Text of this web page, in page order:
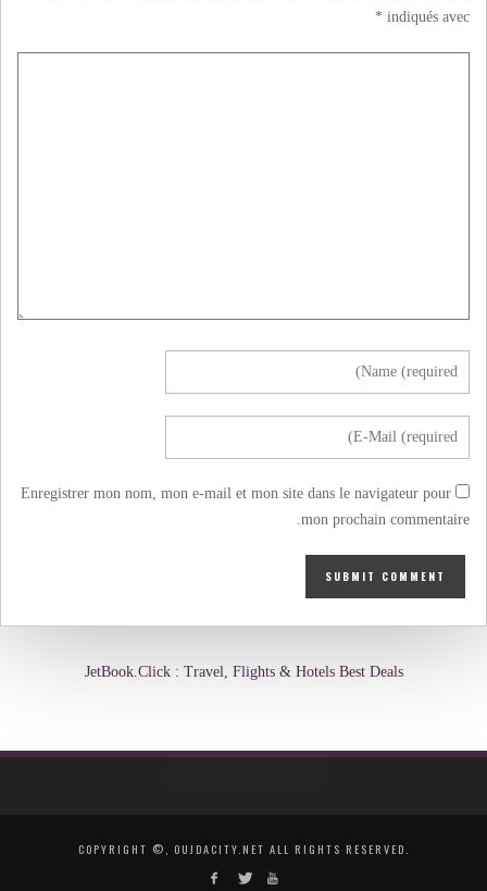
indiqués avec
*
Enregistrer mon nom, mon e-mail et mon site dans le navigateur pour
mon prochain commentaire.
JetBook.Click : Travel, Flights & Hotels Best Deals
COPYRIGHT ©, OUJDACITY.NET ALL RIGHTS RESERVED.